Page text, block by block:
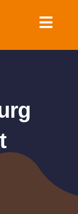
für
Rente